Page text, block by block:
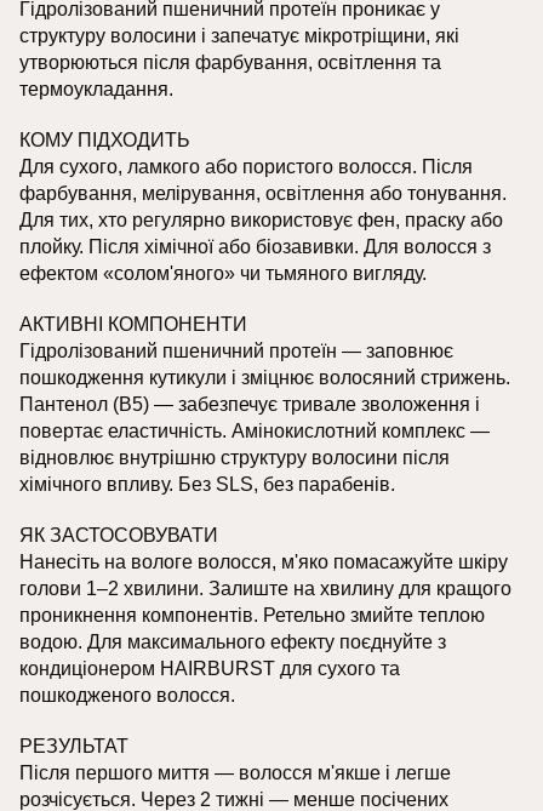
Гідролізований пшеничний протеїн проникає у
структуру волосини і запечатує мікротріщини, які
утворюються після фарбування, освітлення та
термоукладання.
КОМУ ПІДХОДИТЬ
Для сухого, ламкого або пористого волосся. Після
фарбування, мелірування, освітлення або тонування.
Для тих, хто регулярно використовує фен, праску або
плойку. Після хімічної або біозавивки. Для волосся з
ефектом «солом'яного» чи тьмяного вигляду.
АКТИВНІ КОМПОНЕНТИ
Гідролізований пшеничний протеїн — заповнює
пошкодження кутикули і зміцнює волосяний стрижень.
Пантенол (B5) — забезпечує тривале зволоження і
повертає еластичність. Амінокислотний комплекс —
відновлює внутрішню структуру волосини після
хімічного впливу. Без SLS, без парабенів.
ЯК ЗАСТОСОВУВАТИ
Нанесіть на вологе волосся, м'яко помасажуйте шкіру
голови 1–2 хвилини. Залиште на хвилину для кращого
проникнення компонентів. Ретельно змийте теплою
водою. Для максимального ефекту поєднуйте з
кондиціонером HAIRBURST для сухого та
пошкодженого волосся.
РЕЗУЛЬТАТ
Після першого миття — волосся м'якше і легше
розчісується. Через 2 тижні — менше посічених